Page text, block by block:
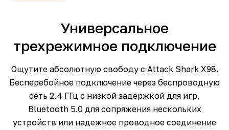
Универсальное
трехрежимное подключение
Ощутите абсолютную свободу с Attack Shark X98.
Бесперебойное подключение через беспроводную
сеть 2,4 ГГц с низкой задержкой для игр,
Bluetooth 5.0 для сопряжения нескольких
устройств или надежное проводное соединение